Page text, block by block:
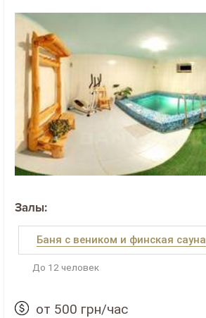
Залы:
Баня с веником и финская сауна
До 12 человек
от 500 грн/час